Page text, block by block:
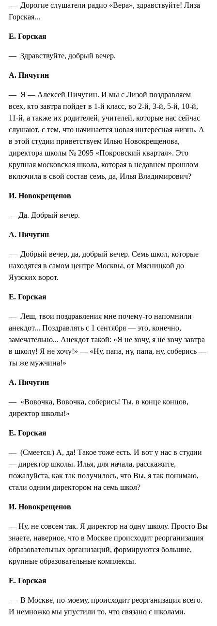
— Дорогие слушатели радио «Вера», здравствуйте! Лиза
Горская...
Е. Горская
— Здравствуйте, добрый вечер.
А. Пичугин
— Я — Алексей Пичугин. И мы с Лизой поздравляем
всех, кто завтра пойдет в 1-й класс, во 2-й, 3-й, 5-й, 10-й,
11-й, а также их родителей, учителей, которые нас сейчас
слушают, с тем, что начинается новая интересная жизнь. А
в этой студии приветствуем Илью Новокрещенова,
директора школы № 2095 «Покровский квартал». Это
крупная московская школа, которая в недавнем прошлом
включила в свой состав семь, да, Илья Владимирович?
И. Новокрещенов
— Да. Добрый вечер.
А. Пичугин
— Добрый вечер, да, добрый вечер. Семь школ, которые
находятся в самом центре Москвы, от Мясницкой до
Яузских ворот.
Е. Горская
— Леш, твои поздравления мне почему-то напомнили
анекдот... Поздравлять с 1 сентября — это, конечно,
замечательно... Анекдот такой: «Я не хочу, я не хочу завтра
в школу! Я не хочу!» — «Ну, папа, ну, папа, ну, соберись —
ты же мужчина!»
А. Пичугин
— «Вовочка, Вовочка, соберись! Ты, в конце концов,
директор школы!»
Е. Горская
— (Смеется.) А, да! Такое тоже есть. И вот у нас в студии
— директор школы. Илья, для начала, расскажите,
пожалуйста, как так получилось, что Вы, я так понимаю,
стали одним директором на семь школ?
И. Новокрещенов
— Ну, не совсем так. Я директор на одну школу. Просто Вы
знаете, наверное, что в Москве происходит реорганизация
образовательных организаций, формируются большие,
крупные образовательные комплексы.
Е. Горская
— В Москве, по-моему, происходит реорганизация всего.
И немножко мы упустили то, что связано с школами.